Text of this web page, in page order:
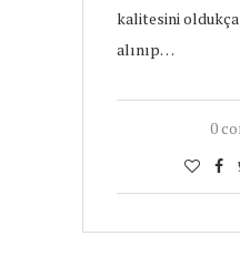
kalitesini
alınıp…
0